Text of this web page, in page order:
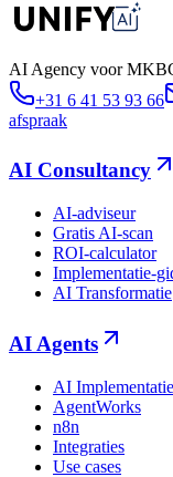
AI Agency voor MKB
+31 6 41 53 93 66
afspraak
AI Consultancy
AI-adviseur
Gratis AI-scan
ROI-calculator
Implementatie-
AI Transformatie
AI Agents
AI Implementatie
AgentWorks
n8n
Integraties
Use cases